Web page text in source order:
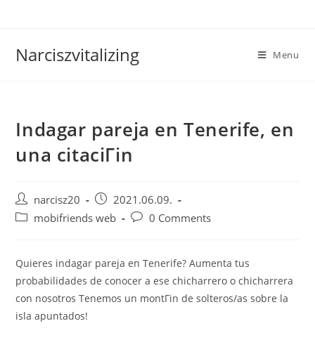
Narciszvitalizing Menu
Indagar pareja en Tenerife, en
una citaciГіn
Post
author:
narcisz20
Post
published:
2021.06.09.
Postmobifriends web
Post0 Comments
Quieres indagar pareja en Tenerife? Aumenta tus
probabilidades de conocer a ese chicharrero o chicharrera
con nosotros Tenemos un montГіn de solteros/as sobre la
isla apuntados!